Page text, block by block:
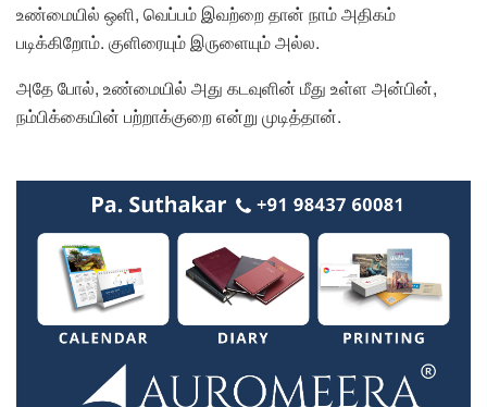
உண்மையில் ஒளி, வெப்பம் இவற்றை தான் நாம் அதிகம்
படிக்கிறோம். குளிரையும் இருளையும் அல்ல.
அதே போல், உண்மையில் அது கடவுளின் மீது உள்ள அன்பின்,
நம்பிக்கையின் பற்றாக்குறை என்று முடித்தான்.